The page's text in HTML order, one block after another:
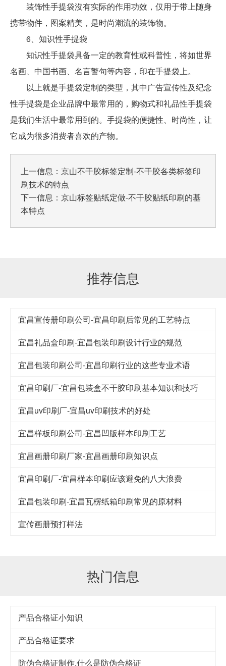
装饰性手提袋沒有实际的作用功效，仅用于带上随身
携带物件，图案精美，是时尚潮流的装饰物。
6、知识性手提袋
知识性手提袋具备一定的教育性或科普性，将如世界
名画、中国书画、名言警句等内容，印在手提袋上。
以上就是手提袋定制的类型，其中广告宣传性及纪念
性手提袋是企业品牌中最常用的，购物式和礼品性手提袋
是我们生活中最常用到的。手提袋的便捷性、时尚性，让
它成为很多消费者喜欢的产物。
上一信息： 京山不干胶标签定制-不干胶各类标签印
刷技术的特点
下一信息： 京山标签贴纸定做-不干胶贴纸印刷的基
本特点
推荐信息
宜昌宣传册印刷公司-宜昌印刷后常见的工艺特点
宜昌礼品盒印刷-宜昌包装印刷设计行业的规范
宜昌包装印刷公司-宜昌印刷行业的这些专业术语
宜昌印刷厂-宜昌包装盒不干胶印刷基本知识和技巧
宜昌uv印刷厂-宜昌uv印刷技术的好处
宜昌样板印刷公司-宜昌凹版样本印刷工艺
宜昌画册印刷厂家-宜昌画册印刷知识点
宜昌印刷厂-宜昌样本印刷应该避免的八大浪费
宜昌包装印刷-宜昌瓦楞纸箱印刷常见的原材料
宣传画册预打样法
热门信息
产品合格证小知识
产品合格证要求
防伪合格证制作,什么是防伪合格证